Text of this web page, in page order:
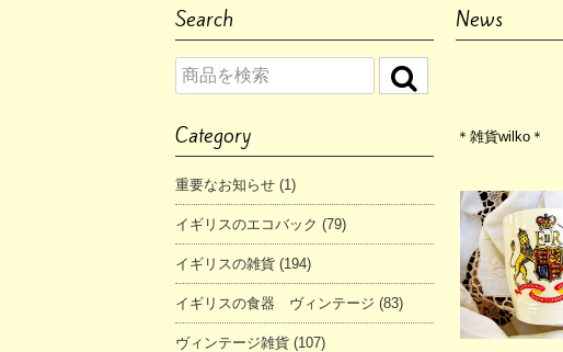
Search
Category
重要なお知らせ (1)
イギリスのエコバック (79)
イギリスの雑貨 (194)
イギリスの食器 ヴィンテージ (83)
ヴィンテージ雑貨 (107)
News
＊雑貨wilko＊